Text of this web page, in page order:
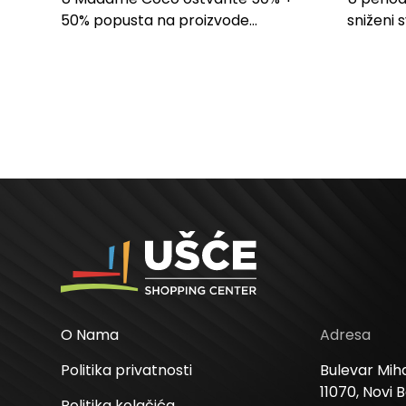
SPAVAĆU SOBU
50% popusta na proizvode...
sniženi
O Nama
Politika privatnosti
Adresa
Bulevar
11070, Novi